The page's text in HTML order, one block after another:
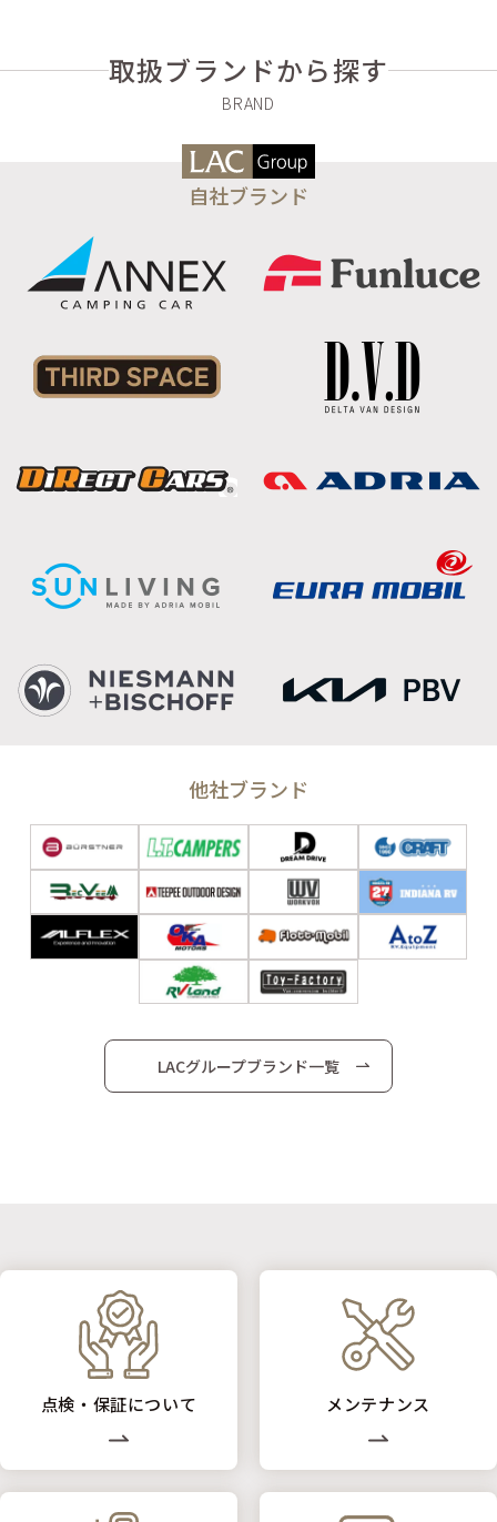
取扱ブランドから探す
自社ブランド
他社ブランド
LACグループブランド一覧
点検・保証について メンテナンス